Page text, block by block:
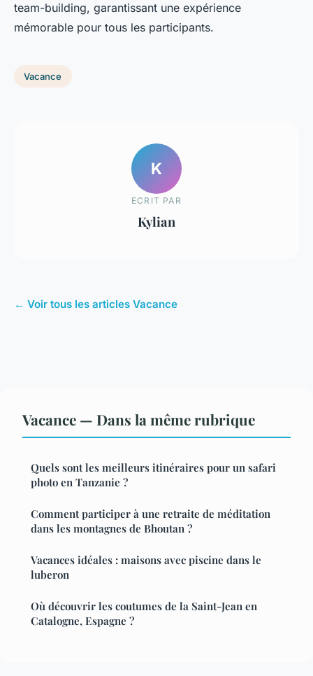
team-building, garantissant une expérience
mémorable pour tous les participants.
Vacance
K
ECRIT PAR
Kylian
← Voir tous les articles Vacance
Vacance — Dans la même rubrique
Quels sont les meilleurs itinéraires pour un safari
photo en Tanzanie ?
Comment participer à une retraite de méditation
dans les montagnes de Bhoutan ?
Vacances idéales : maisons avec piscine dans le
luberon
Où découvrir les coutumes de la Saint-Jean en
Catalogne, Espagne ?